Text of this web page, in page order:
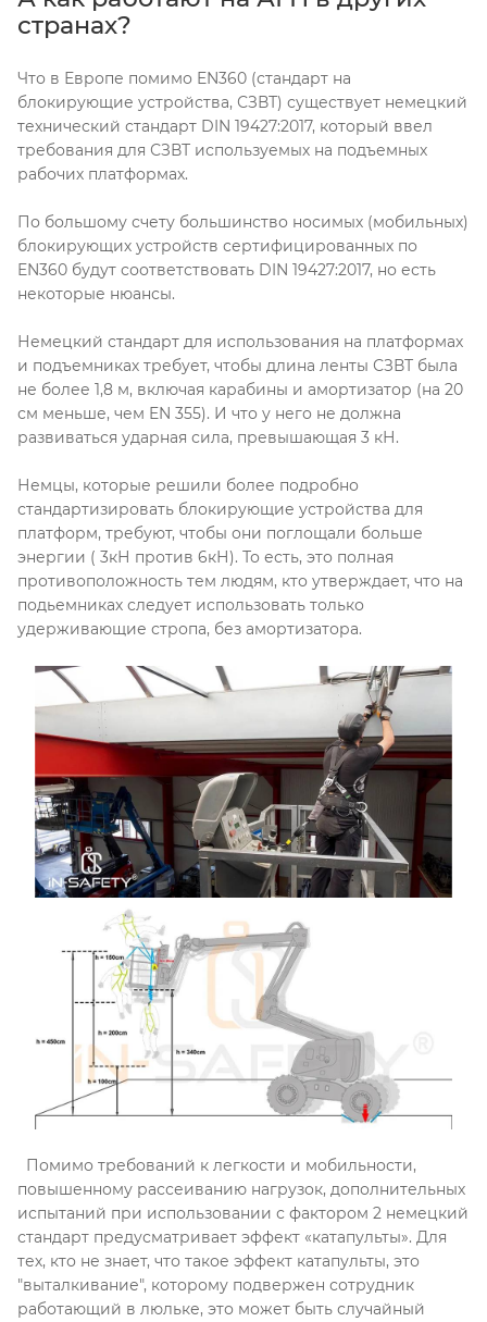
странах?
Что в Европе помимо EN360 (стандарт на
блокирующие устройства, СЗВТ) существует немецкий
технический стандарт DIN 19427:2017, который ввел
требования для СЗВТ используемых на подъемных
рабочих платформах.
По большому счету большинство носимых (мобильных)
блокирующих устройств сертифицированных по
EN360 будут соответствовать DIN 19427:2017, но есть
некоторые нюансы.
Немецкий стандарт для использования на платформах
и подъемниках требует, чтобы длина ленты СЗВТ была
не более 1,8 м, включая карабины и амортизатор (на 20
см меньше, чем EN 355). И что у него не должна
развиваться ударная сила, превышающая 3 кН.
Немцы, которые решили более подробно
стандартизировать блокирующие устройства для
платформ, требуют, чтобы они поглощали больше
энергии ( 3кН против 6кН). То есть, это полная
противоположность тем людям, кто утверждает, что на
подьемниках следует использовать только
удерживающие стропа, без амортизатора.
Помимо требований к легкости и мобильности,
повышенному рассеиванию нагрузок, дополнительных
испытаний при использовании с фактором 2 немецкий
стандарт предусматривает эффект «катапульты». Для
тех, кто не знает, что такое эффект катапульты, это
"выталкивание", которому подвержен сотрудник
работающий в люльке, это может быть случайный